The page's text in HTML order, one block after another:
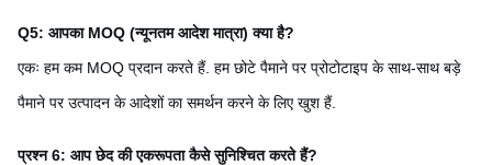
Q5: आपका MOQ (न्यूनतम आदेश मात्रा) क्या है?
एकः हम कम MOQ प्रदान करते हैं. हम छोटे पैमाने पर प्रोटोटाइप के साथ-साथ बड़े
पैमाने पर उत्पादन के आदेशों का समर्थन करने के लिए खुश हैं.
प्रश्न 6: आप छेद की एकरूपता कैसे सुनिश्चित करते हैं?